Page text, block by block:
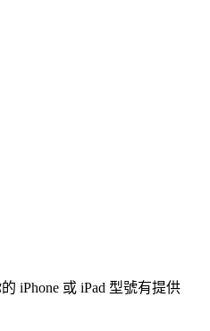
iPhone 或 iPad 型號有提供